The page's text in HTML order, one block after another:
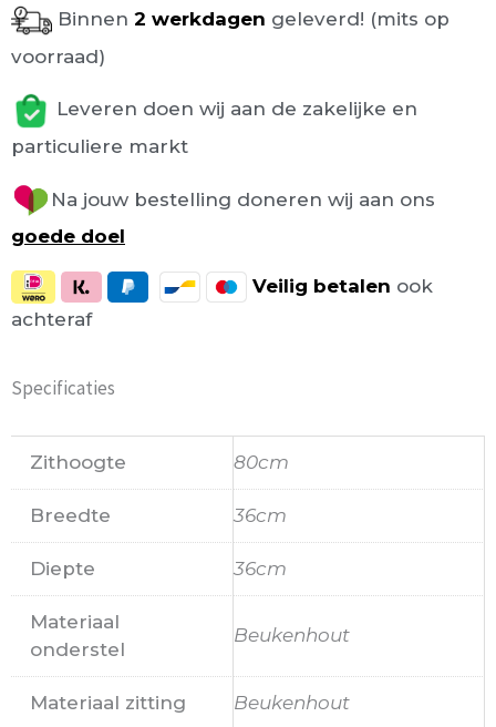
Binnen 2 werkdagen geleverd! (mits op
voorraad)
Leveren doen wij aan de zakelijke en
particuliere markt
Na jouw bestelling doneren wij aan ons
goede doel
Veilig betalen ook
achteraf
Specificaties
Zithoogte 80cm
Breedte 36cm
Diepte 36cm
Materiaal
onderstel
Beukenhout
Materiaal zitting Beukenhout